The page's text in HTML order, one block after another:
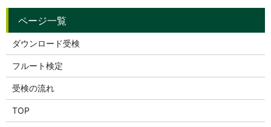
ダウンロード受検
フルート検定
受検の流れ
TOP